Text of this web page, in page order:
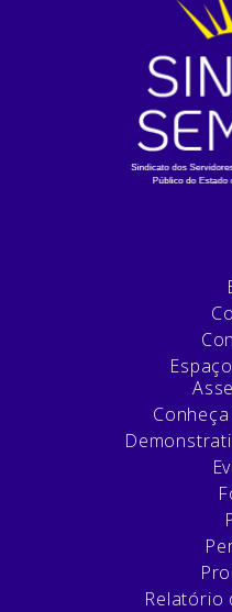
Relatório